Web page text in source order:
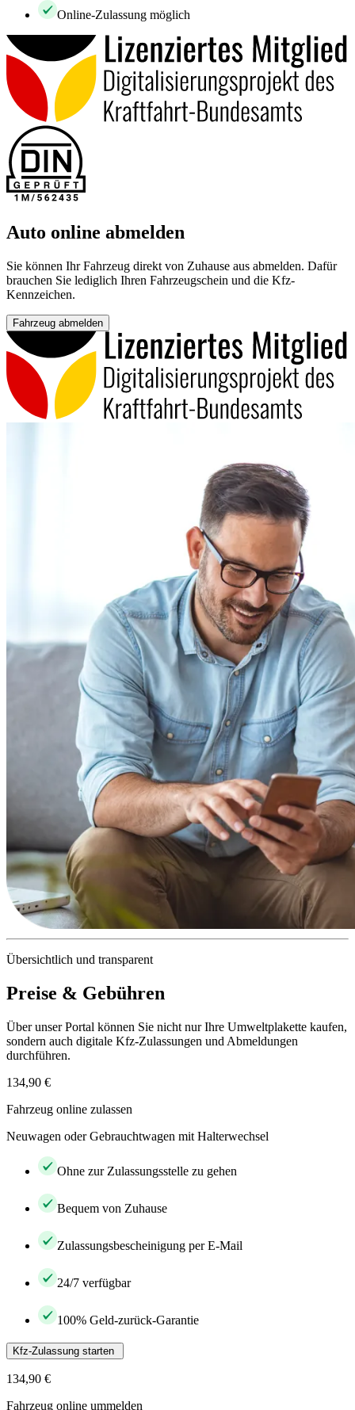
Online-Zulassung möglich
Auto online abmelden
Sie können Ihr Fahrzeug direkt von Zuhause aus abmelden. Dafür
brauchen Sie lediglich Ihren Fahrzeugschein und die Kfz-
Kennzeichen.
Fahrzeug abmelden
Übersichtlich und transparent
Preise & Gebühren
Über unser Portal können Sie nicht nur Ihre Umweltplakette kaufen,
sondern auch digitale Kfz-Zulassungen und Abmeldungen
durchführen.
134,90 €
Fahrzeug online zulassen
Neuwagen oder Gebrauchtwagen mit Halterwechsel
Ohne zur Zulassungsstelle zu gehen
Bequem von Zuhause
Zulassungsbescheinigung per E-Mail
24/7 verfügbar
100% Geld-zurück-Garantie
Kfz-Zulassung starten
134,90 €
Fahrzeug online ummelden